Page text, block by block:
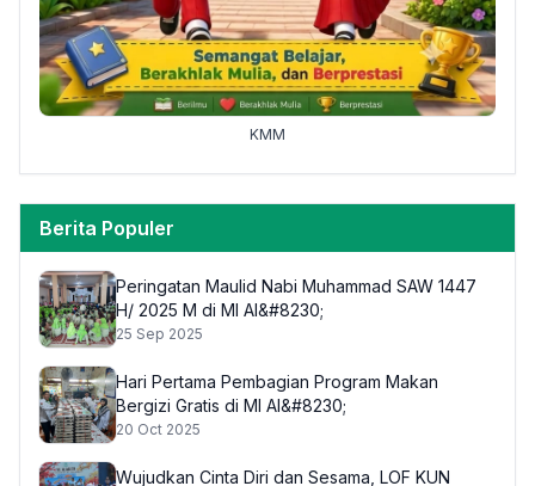
KMM
Berita Populer
Peringatan Maulid Nabi Muhammad SAW 1447
H/ 2025 M di MI Al&#8230;
25 Sep 2025
Hari Pertama Pembagian Program Makan
Bergizi Gratis di MI Al&#8230;
20 Oct 2025
Wujudkan Cinta Diri dan Sesama, LOF KUN